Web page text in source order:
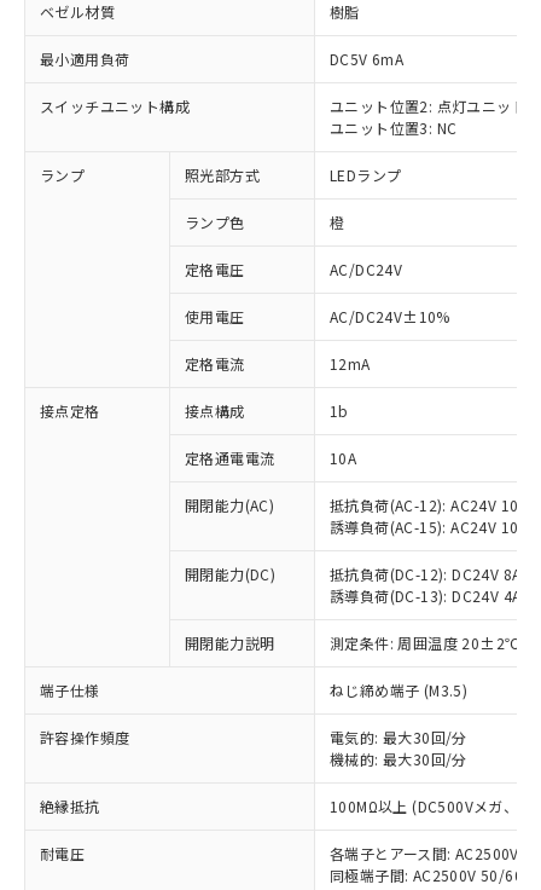
ベゼル材質 樹脂
最小適用負荷 DC5V 6mA
スイッチユニット構成
ユニット位置2: 点灯ユニット
ユニット位置3: NC
ランプ 照光部方式 LEDランプ
ランプ色 橙
定格電圧 AC/DC24V
使用電圧 AC/DC24V±10%
定格電流 12mA
接点定格 接点構成 1b
定格通電電流 10A
開閉能力(AC)
抵抗負荷(AC-12): AC24V 10A/
誘導負荷(AC-15): AC24V
開閉能力(DC)
抵抗負荷(DC-12): DC24V 8A/
誘導負荷(DC-13): DC24V 4A/
開閉能力説明 測定条件: 周囲温度 20±2℃、
端子仕様 ねじ締め端子 (M3.5)
許容操作頻度
電気的: 最大30回/分
機械的: 最大30回/分
絶縁抵抗 100MΩ以上 (DC500Vメガ、点
耐電圧
各端子とアース間: AC2500V
同極端子間: AC2500V 50/
ご利用条件
以下の条件をお読みいただき、同意のうえ
本サービスは、当社制御機器事業取扱
商品の当社在庫状況および標準価格
(税抜)を提供させていただくもので
当社制御機器事業取扱商品の中には、
本サービスの対象外となる商品もある
ことをご了承ください。
在庫状況および標準価格照会結果は、
記載している更新日時点での社内デー
タに基づき作成されるものであり、閲
覧された時点での実際の在庫および標
準価格とは異なる場合があることをご
対応済み：EU RoHS指令（10物質）の
非含有に対応した製品が提供可能な商品で
す。
対応予定：EU RoHS指令（10物質）の非含
有に対応した製品に切り替える予定のある
対応予定なし：EU RoHS指令（10物質）の
非含有に非対応の商品で、対応品を出す予
調査・確認中：EU RoHS指令（10物質）の
非含有の対応状況を調査中または確認中の
非該当品：ライセンス料など無形物で、有
害物質有無と関係のない商品です。
仕入先様の事情により、非含有部品として
いたものが、含有品と判明した場合などや
むを得ず変更することがあります。
*EU RoHS指令（10物質）：
鉛(Pb) 1000ppm以下、 水銀(Hg) 1000ppm以下、 カド
六価クロム(Cr(Ⅵ)) 1000ppm以下、ポリ臭化ビフェニル
類(PBB) 1000ppm以下、ポリ臭化ジフェニルエーテル類
「○」：最大均質材料含有率が中国RoHSの
基準値以下であることを示します。
「×」：最大均質材料含有率が中国RoHSの
基準値を超えていることを示します。
「－」：未確認です。当社販売部門へお問
*中国RoHS10物質の基準値 (GB/T26572)：
Pb(鉛) :1000ppm、 Hg(水銀) : 1000ppm、 Cd(カドミウ
Cr(Ⅵ)(六価クロム) : 1000ppm、 PBBs(ポリ臭化ビフェ
当社は、これら貴社製品のうち、外国
為替および外国貿易法に定める商品
（以下｢規制貨物等」という）を輸出
または国外への提供する場合は、日本
可)を取得するなどの必要な手続きを